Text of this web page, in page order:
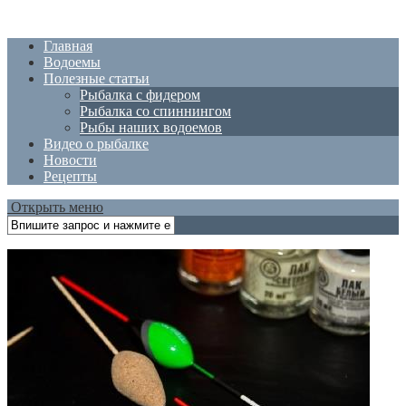
Главная
Водоемы
Полезные статъи
Рыбалка с фидером
Рыбалка со спиннингом
Рыбы наших водоемов
Видео о рыбалке
Новости
Рецепты
Открыть меню